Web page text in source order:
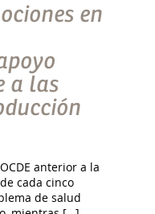
en
a las
anterior a la
cada cinco
de salud